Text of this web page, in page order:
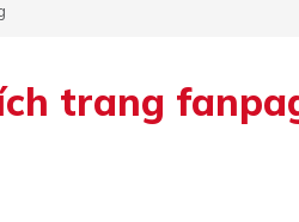
trang